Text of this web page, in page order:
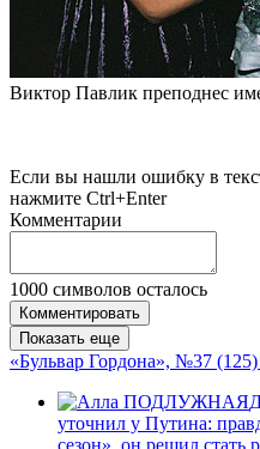
Виктор Павлик преподнес
Если вы нашли ошибку в
нажмите Ctrl+Enter
Комментарии
1000 символов осталось
Комментировать
Показать еще
«Бульвар Гордона», №37 (125)
уточнил у Путина:
сезон», он решил стать